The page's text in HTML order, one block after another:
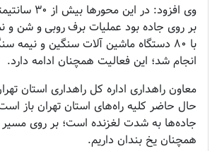
وی افزود: در
بر روی جاده بود عملیات برف روبی و شن و
با ۸۰ دستگاه ماشین آلات سنگین و نیمه
انجام شد؛ این فعالیت همچنان ادامه دارد.
معاون راهداری اداره کل راهداری استان
حال حاضر کلیه راه‌های استان تهران باز
جاده‌ها به شدت لغزنده است؛ بر روی
همچنان یخ بندان داریم.